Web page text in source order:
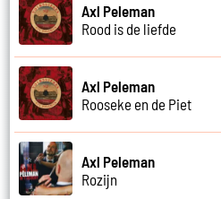
Axl Peleman
Rood is de liefde
Axl Peleman
Rooseke en de Piet
Axl Peleman
Rozijn